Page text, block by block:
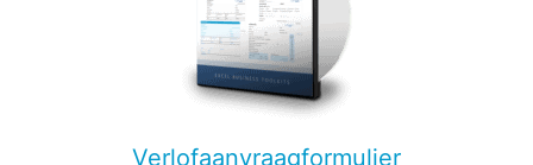
Verlofaanvraagformulier